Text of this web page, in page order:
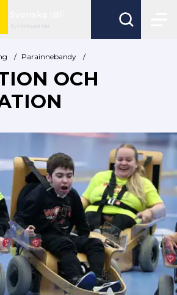
Byt förbund här
/ Parainnebandy /
OCH